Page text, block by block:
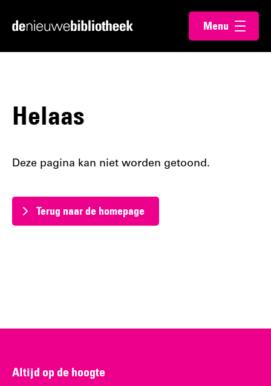
direct
direct
Ga
Menu
openen
Helaas
Deze pagina kan niet worden getoond.
Terug naar de homepage
Altijd op de hoogte